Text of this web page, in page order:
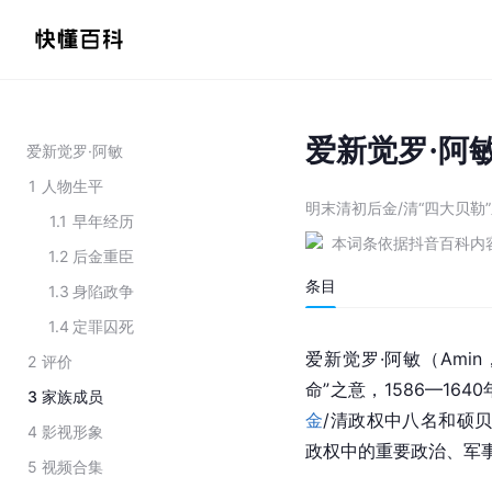
爱新觉罗·阿敏
1 人物生平
1.1 早年经历
1.2 后金重臣
1.3 身陷政争
1.4 定罪囚死
2 评价
3 家族成员
4 影视形象
5 视频合集
爱新觉罗·阿
明末清初后金/清“四大贝勒
本词条依据抖音百科内
条目
爱新觉罗·阿敏（Amin
命”之意，1586—1640
金/清政权中八名和硕
政权中的重要政治、军